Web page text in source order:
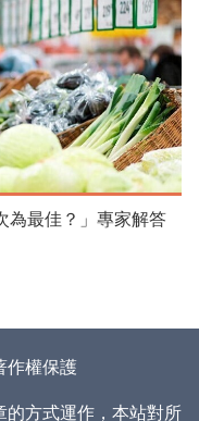
為最佳？」專家解答
作權保護
的方式運作，本站對所